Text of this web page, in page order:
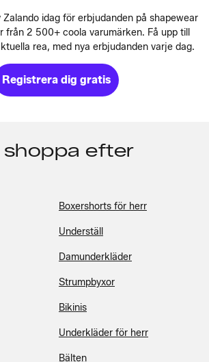
idag för erbjudanden på shapewear
från 2 500+ coola varumärken. Få upp till
rea, med nya erbjudanden varje dag.
Registrera dig gratis
shoppa efter
Boxershorts för herr
Underställ
Damunderkläder
Strumpbyxor
Bikinis
Underkläder för herr
Bälten